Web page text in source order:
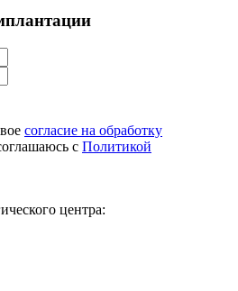
согласие на обработку
c Политикой
центра: